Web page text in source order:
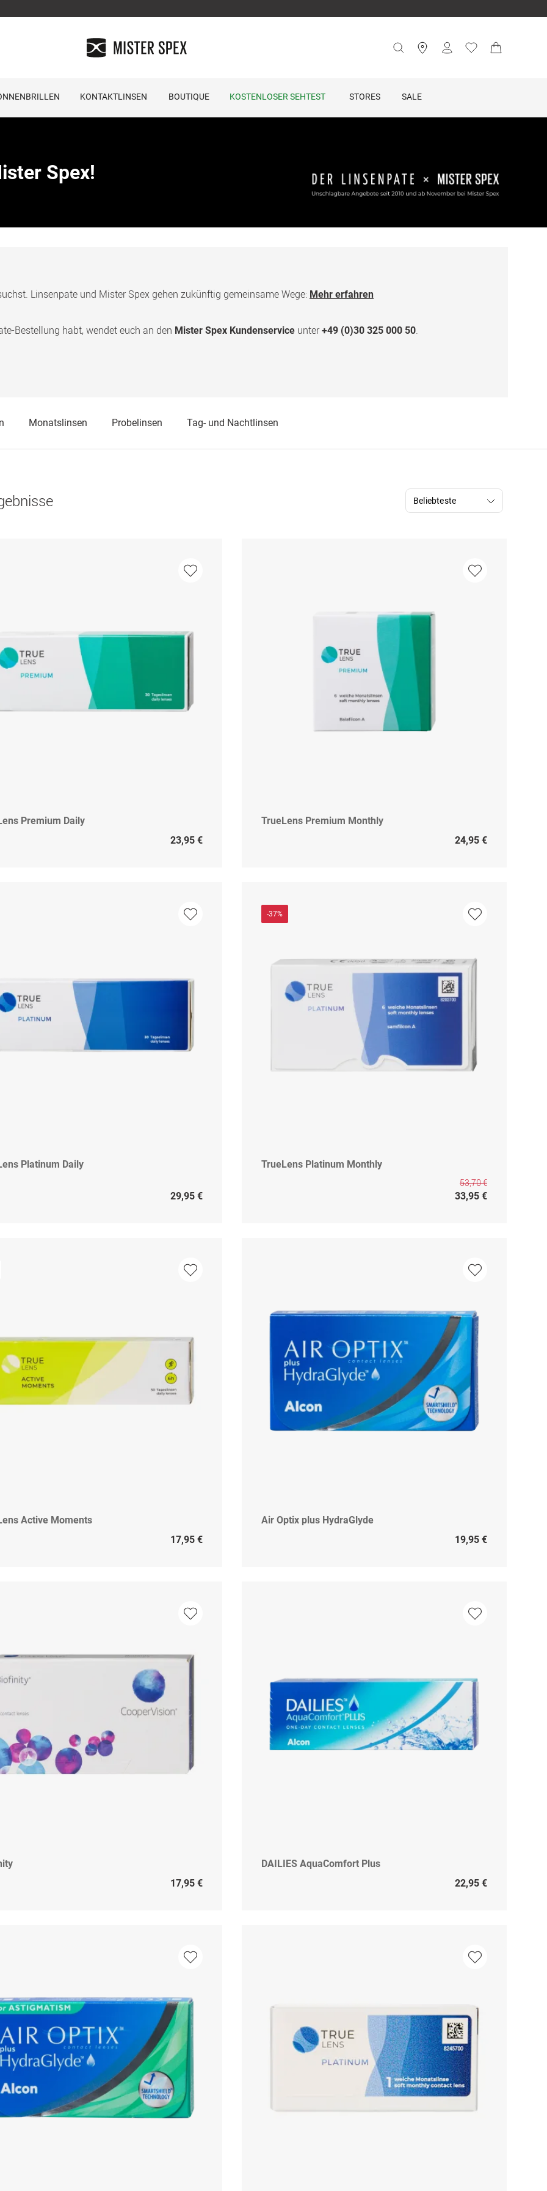
KONTAKTLINSEN BOUTIQUE KOSTENLOSER SEHTEST STORES SALE
Spex!
Linsenpate und Mister Spex gehen zukünftig gemeinsame Wege: Mehr erfahren
Bestellung habt, wendet euch an den Mister Spex Kundenservice unter+49 (0)30 325 000 50.
Monatslinsen Probelinsen Tag- und Nachtlinsen
Premium Daily
23,95 €
TrueLens Premium Monthly
24,95 €
Platinum Daily
29,95 €
-37%
TrueLens Platinum Monthly
53,70 €
33,95 €
Active Moments
17,95 €
Air Optix plus HydraGlyde
19,95 €
17,95 €
DAILIES AquaComfort Plus
22,95 €